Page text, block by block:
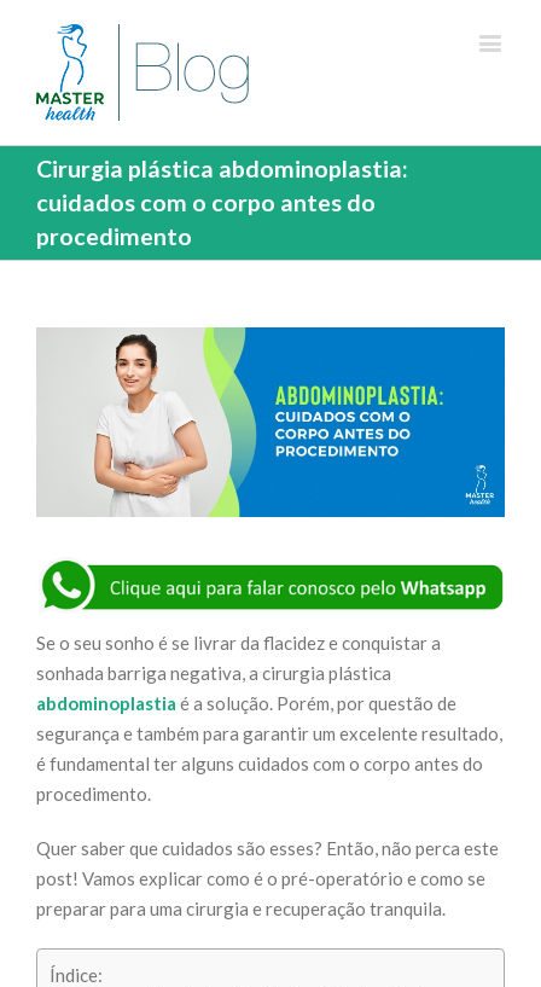
Cirurgia plástica abdominoplastia:
cuidados com o corpo antes do
procedimento
Se o seu sonho é se livrar da flacidez e conquistar a
sonhada barriga negativa, a cirurgia plástica
abdominoplastia é a solução. Porém, por questão de
segurança e também para garantir um excelente resultado,
é fundamental ter alguns cuidados com o corpo antes do
procedimento.
Quer saber que cuidados são esses? Então, não perca este
post! Vamos explicar como é o pré-operatório e como se
preparar para uma cirurgia e recuperação tranquila.
Índice: